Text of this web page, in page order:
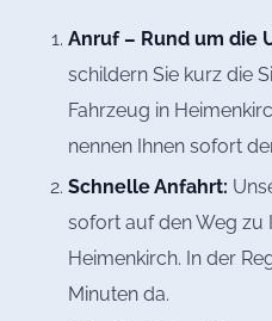
Anruf – Rund um die
schildern Sie kurz die
Fahrzeug in
nennen Ihnen sofort
Schnelle Anfahrt:
sofort auf den Weg zu
Heimenkirch. In der
Minuten da.